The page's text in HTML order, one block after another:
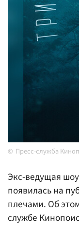
Пресс-служба
Экс-ведущая
появилась на
плечами. Об
службе